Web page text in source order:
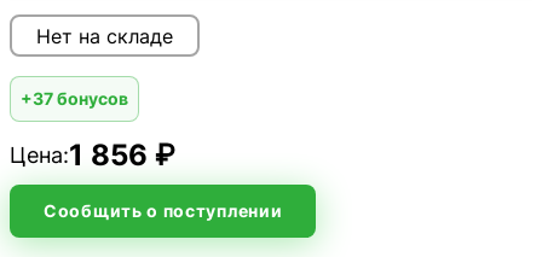
Нет на складе
+37 бонусов
Цена:1 856 ₽
Сообщить о поступлении